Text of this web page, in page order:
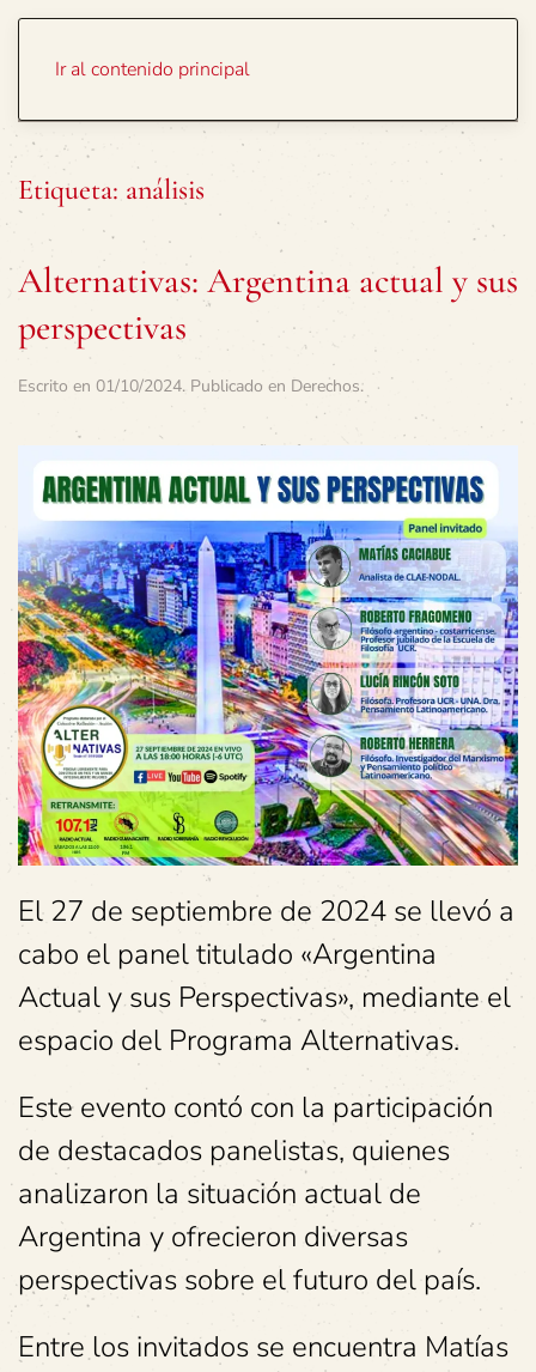
Ir al contenido principal
Etiqueta: análisis
Alternativas: Argentina actual y sus
perspectivas
Escrito en 01/10/2024. Publicado en Derechos.
El 27 de septiembre de 2024 se llevó a
cabo el panel titulado «Argentina
Actual y sus Perspectivas», mediante el
espacio del Programa Alternativas.
Este evento contó con la participación
de destacados panelistas, quienes
analizaron la situación actual de
Argentina y ofrecieron diversas
perspectivas sobre el futuro del país.
Entre los invitados se encuentra Matías